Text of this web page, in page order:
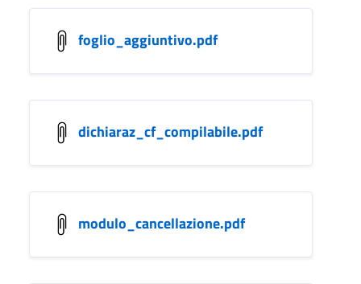
foglio_aggiuntivo.pdf
dichiaraz_cf_compilabile.pdf
modulo_cancellazione.pdf